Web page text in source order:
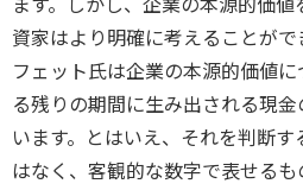
資家はより明確に考えることが
フェット氏は企業の本源的価値
る残りの期間に生み出される現
います。とはいえ、それを判断
はなく、客観的な数字で表せる